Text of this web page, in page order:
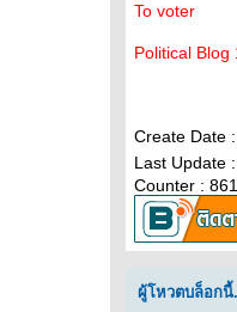
To voter
Political
Create Date
Last Update
Counter :
ผู้โหวตบล็อกนี้